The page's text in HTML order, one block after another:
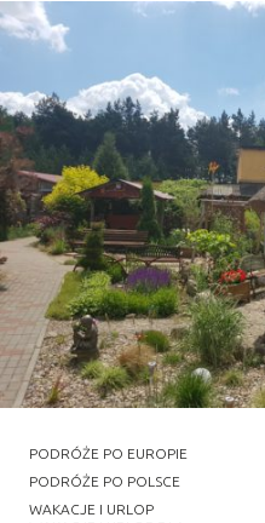
PODRÓŻE PO EUROPIE
PODRÓŻE PO POLSCE
WAKACJE I URLOP